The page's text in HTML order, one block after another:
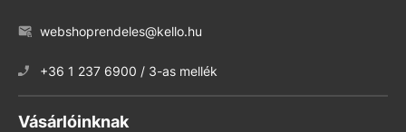
webshoprendeles@kello.hu
+36 1 237 6900 / 3-as mellék
Vásárlóinknak